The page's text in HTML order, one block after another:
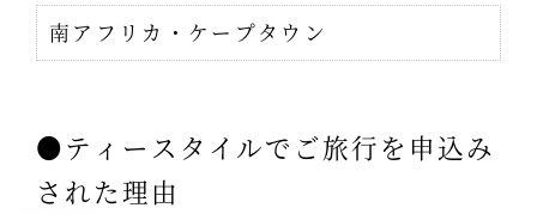
南アフリカ・ケープタウン
●ティースタイルでご旅行を申込み
された理由